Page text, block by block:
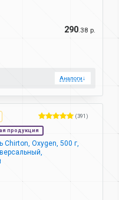
290 .38 р.
Аналоги↓
(391)
продукция
Chirton, Oxygen, 500 г,